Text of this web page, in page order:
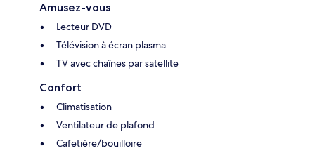
Amusez-vous
Lecteur DVD
Télévision à écran plasma
TV avec chaînes par satellite
Confort
Climatisation
Ventilateur de plafond
Cafetière/bouilloire